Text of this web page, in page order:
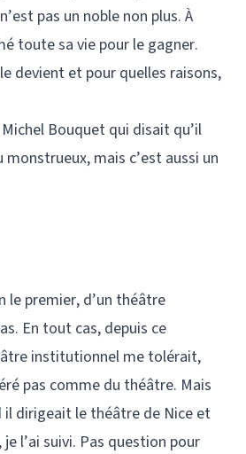
pas un noble non plus. À
toute sa vie pour le gagner.
devient et pour quelles raisons,
Bouquet qui disait qu’il
mais c’est aussi un
le premier, d’un théâtre
En tout cas, depuis ce
institutionnel me tolérait,
pas comme du théâtre. Mais
il dirigeait le théâtre de Nice et
l’ai suivi. Pas question pour